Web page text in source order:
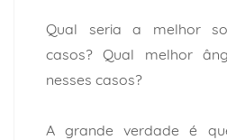
Qual seria a melhor
casos? Qual melhor
nesses casos?
A grande verdade é